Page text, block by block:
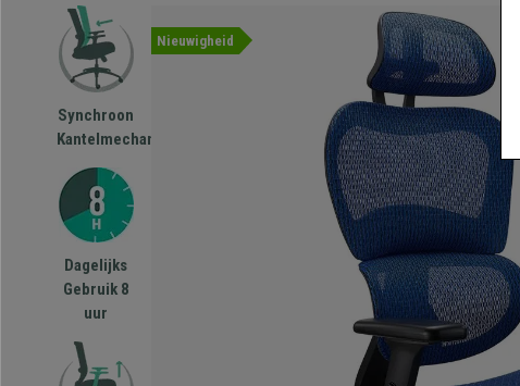
Synchroon
Kantelmechanisme
Dagelijks
Gebruik 8
uur
Nieuwigheid